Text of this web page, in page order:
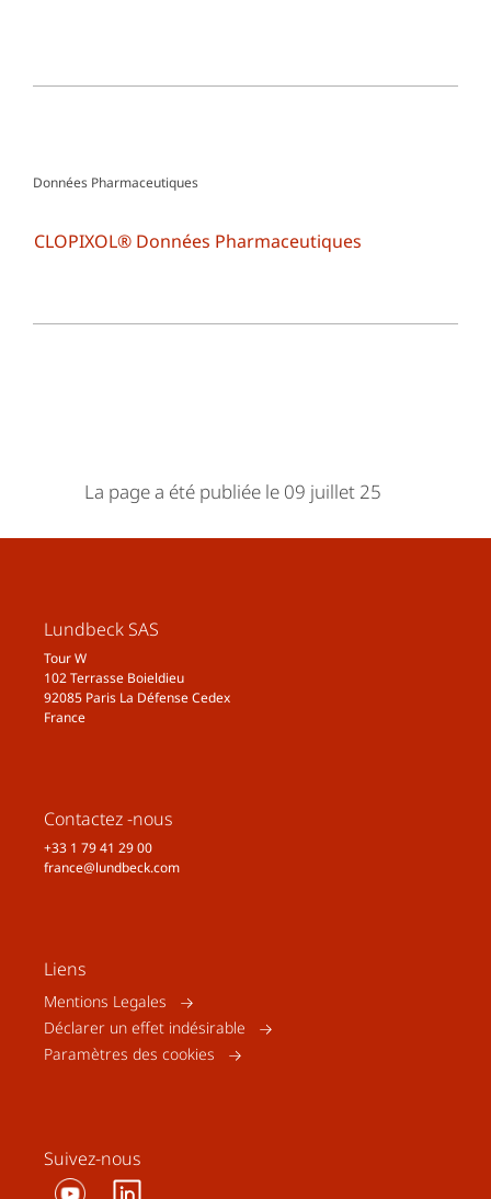
Données Pharmaceutiques
CLOPIXOL® Données Pharmaceutiques
La page a été publiée le 09 juillet 25
Lundbeck SAS
Tour W
102 Terrasse Boieldieu
92085 Paris La Défense Cedex
France
Contactez -nous
+33 1 79 41 29 00
france@lundbeck.com
Liens
Mentions Legales
Déclarer un effet indésirable
Paramètres des cookies
Suivez-nous